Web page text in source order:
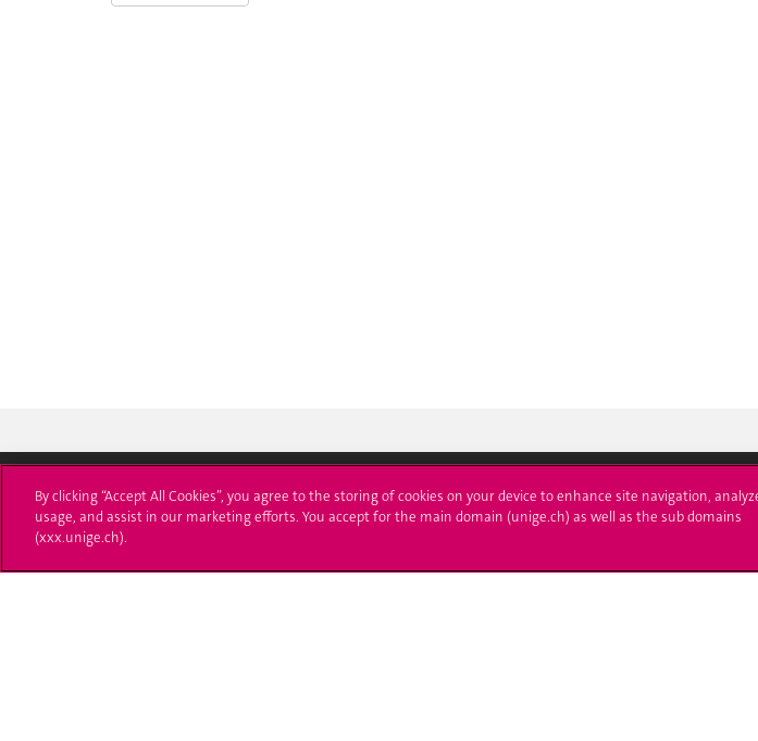
Université de Genève
24 rue du Général-Dufour
S'inscrire à l'UNIGE
Immatriculations
By clicking “Accept All Cookies”, you agree to the storing of cookies on your device to enhance site navigation,
usage, and assist in our marketing efforts. You accept for the main domain (unige.ch) as well as the sub domains
(xxx.unige.ch).